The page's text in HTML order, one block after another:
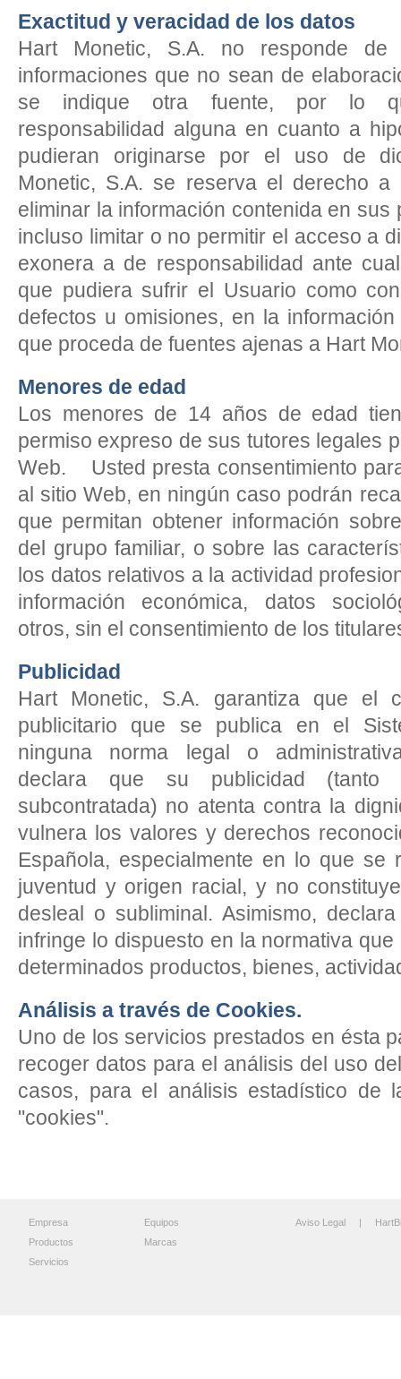
Exactitud y veracidad de los datos
Hart Monetic, S.A. no responde
informaciones que no sean de
se indique otra fuente, por lo
responsabilidad alguna en cuanto a
pudieran originarse por el uso de
Monetic, S.A. se reserva el derecho a
eliminar la información contenida en sus
incluso limitar o no permitir el acceso
exonera a de responsabilidad ante
que pudiera sufrir el Usuario como
defectos u omisiones, en la
que proceda de fuentes ajenas a Hart
Menores de edad
Los menores de 14 años de edad
permiso expreso de sus tutores legales
Web. Usted presta consentimiento
al sitio Web, en ningún caso podrán
que permitan obtener información
del grupo familiar, o sobre las
los datos relativos a la actividad
información económica, datos
otros, sin el consentimiento de los
Publicidad
Hart Monetic, S.A. garantiza que el
publicitario que se publica en el
ninguna norma legal o
declara que su publicidad
subcontratada) no atenta contra la
vulnera los valores y derechos
Española, especialmente en lo que se
juventud y origen racial, y no
desleal o subliminal. Asimismo,
infringe lo dispuesto en la normativa
determinados productos, bienes,
Análisis a través de Cookies.
Uno de los servicios prestados en ésta
recoger datos para el análisis del uso
casos, para el análisis estadístico de
"cookies".
Empresa
Productos
Servicios
Equipos
Marcas
Aviso Legal |